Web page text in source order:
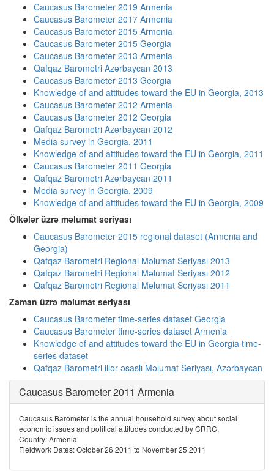
Caucasus Barometer 2019 Armenia
Caucasus Barometer 2017 Armenia
Caucasus Barometer 2015 Armenia
Caucasus Barometer 2015 Georgia
Caucasus Barometer 2013 Armenia
Qafqaz Barometri Azərbaycan 2013
Caucasus Barometer 2013 Georgia
Knowledge of and attitudes toward the EU in Georgia, 2013
Caucasus Barometer 2012 Armenia
Caucasus Barometer 2012 Georgia
Qafqaz Barometri Azərbaycan 2012
Media survey in Georgia, 2011
Knowledge of and attitudes toward the EU in Georgia, 2011
Caucasus Barometer 2011 Georgia
Qafqaz Barometri Azərbaycan 2011
Media survey in Georgia, 2009
Knowledge of and attitudes toward the EU in Georgia, 2009
Ölkələr üzrə məlumat seriyası
Caucasus Barometer 2015 regional dataset (Armenia and
Georgia)
Qafqaz Barometri Regional Məlumat Seriyası 2013
Qafqaz Barometri Regional Məlumat Seriyası 2012
Qafqaz Barometri Regional Məlumat Seriyası 2011
Zaman üzrə məlumat seriyası
Caucasus Barometer time-series dataset Georgia
Caucasus Barometer time-series dataset Armenia
Knowledge of and attitudes toward the EU in Georgia time-
series dataset
Qafqaz Barometri illər əsaslı Məlumat Seriyası, Azərbaycan
Caucasus Barometer 2011 Armenia
Caucasus Barometer is the annual household survey about social
economic issues and political attitudes conducted by CRRC.
Country: Armenia
Fieldwork Dates: October 26 2011 to November 25 2011